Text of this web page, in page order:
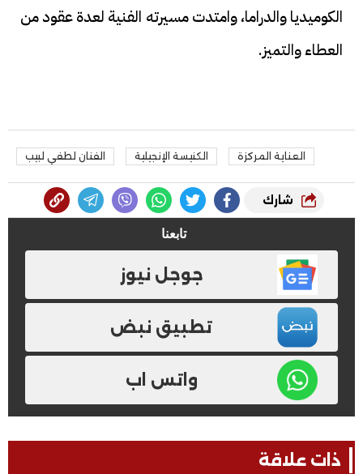
الكوميديا والدراما، وامتدت مسيرته الفنية لعدة عقود من
العطاء والتميز.
العناية المركزة الكنيسة الإنجيلية الفنان لطفي لبيب
شارك
تابعنا
جوجل نيوز
تطبيق نبض
واتس اب
ذات علاقة